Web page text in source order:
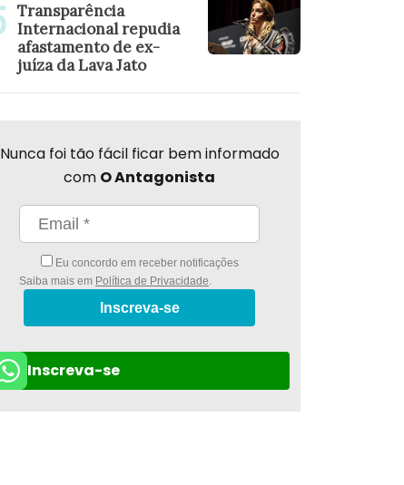
Transparência
Internacional repudia
afastamento de ex-
juíza da Lava Jato
Nunca foi tão fácil ficar bem informado
com O Antagonista
Eu concordo em receber notificações
Saiba mais em Política de Privacidade.
Inscreva-se
Inscreva-se